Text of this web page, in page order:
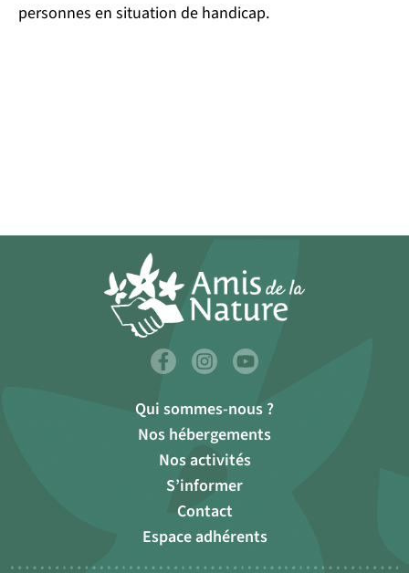
personnes en situation de handicap.
Qui sommes-nous ?
Nos hébergements
Nos activités
S’informer
Contact
Espace adhérents